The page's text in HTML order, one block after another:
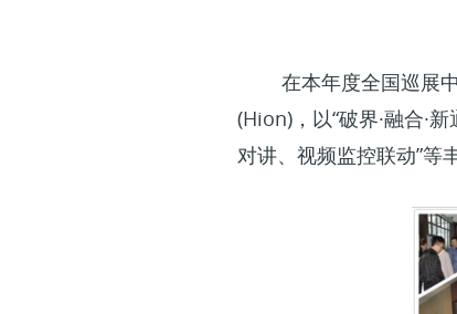
在本年度全国巡展中
(Hion)，以“破界·融合·
对讲、视频监控联动”等